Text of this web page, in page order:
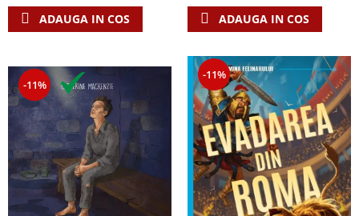
ADAUGA IN COS ADAUGA IN COS
-11%
-11%